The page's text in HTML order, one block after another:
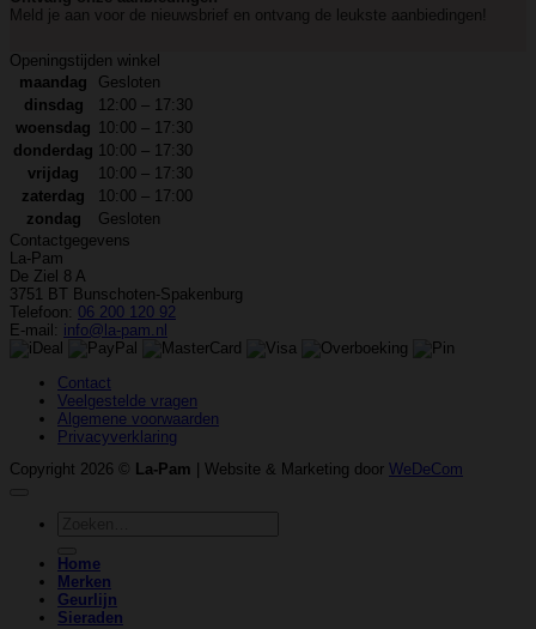
Meld je aan voor de nieuwsbrief en ontvang de leukste aanbiedingen!
Openingstijden winkel
maandag
Gesloten
dinsdag
12:00 – 17:30
woensdag 10:00 – 17:30
donderdag 10:00 – 17:30
vrijdag
10:00 – 17:30
zaterdag
10:00 – 17:00
zondag
Gesloten
Contactgegevens
La-Pam
De Ziel 8 A
3751 BT Bunschoten-Spakenburg
Telefoon: 06 200 120 92
E-mail: info@la-pam.nl
Contact
Veelgestelde vragen
Algemene voorwaarden
Privacyverklaring
Copyright 2026 © La-Pam | Website & Marketing door WeDeCom
Home
Merken
Geurlijn
Sieraden